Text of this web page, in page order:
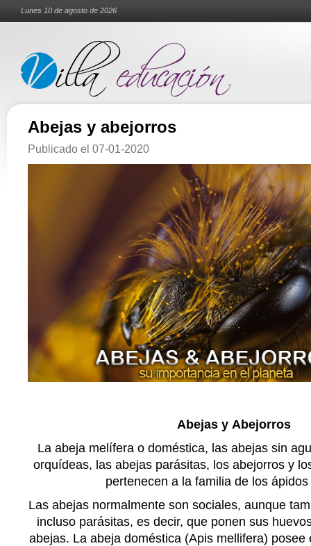
Lunes 10 de agosto de 2026
Abejas y abejorros
Publicado el 07-01-2020
Abejas y Abejorros
La abeja melífera o doméstica, las abejas sin
orquídeas, las abejas parásitas, los abejorros y
pertenecen a la familia de los
Las abejas normalmente son sociales, aunque
incluso parásitas, es decir, que ponen sus
abejas. La abeja doméstica (Apis mellifera)